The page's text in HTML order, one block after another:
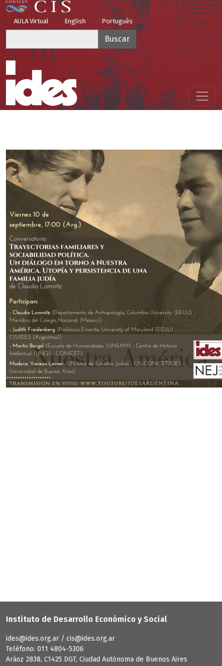
Pasar al contenido principal
Top Menu
AULA Virtual English Português
Menú principal
Instituto de Desarrollo Económico y Social
ides@ides.org.ar / cis@ides.org.ar
Teléfono: 011 4804-5306
Aráoz 2838, C1425 DGT, Ciudad Autónoma de Buenos Aires